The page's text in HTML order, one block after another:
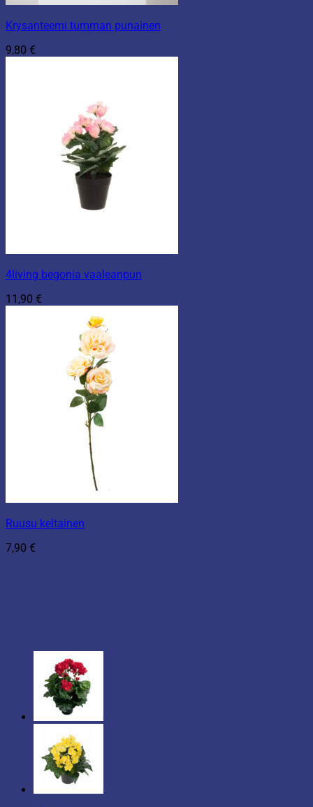
Krysanteemi tumman punainen
9,80 €
4living begonia vaaleanpun
11,90 €
Ruusu keltainen
7,90 €